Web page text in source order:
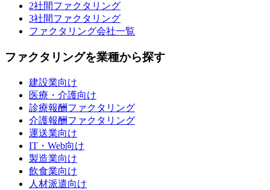
2社間ファクタリング
3社間ファクタリング
ファクタリング会社一覧
ファクタリングを業種から探す
建設業向け
医療・介護向け
診療報酬ファクタリング
介護報酬ファクタリング
運送業向け
IT・Web向け
製造業向け
飲食業向け
人材派遣向け